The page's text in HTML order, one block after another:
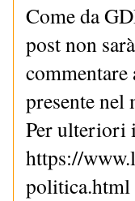
Come da
post non
presente nel
Per ulteriori
https://
politica.html